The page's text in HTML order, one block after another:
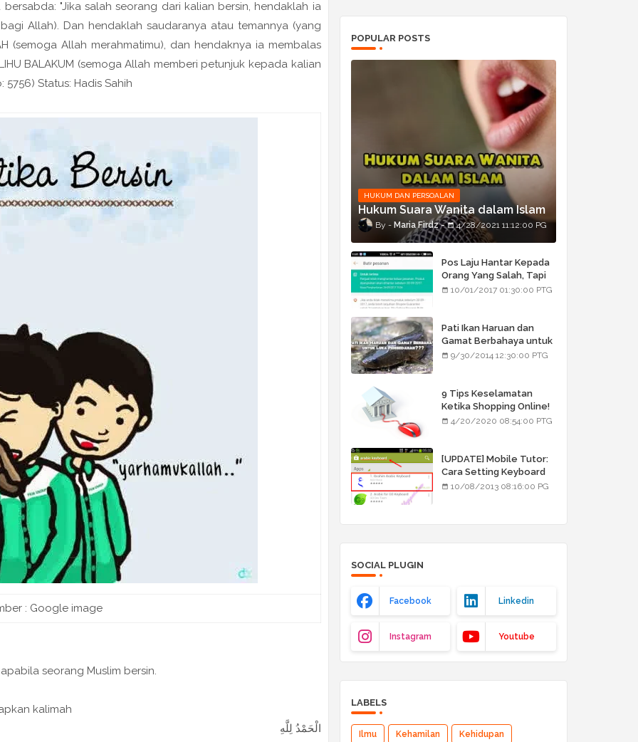
"Jika salah seorang dari kalian bersin, hendaklah ia
Allah). Dan hendaklah saudaranya atau temannya (yang
(semoga Allah merahmatimu), dan hendaknya ia membalas
BALAKUM (semoga Allah memberi petunjuk kepada kalian
Status: Hadis Sahih
: Google image
seorang Muslim bersin.
kalimah
الْحَمْدُ لِلَّهِ
POPULAR POSTS
HUKUM DAN PERSOALAN
Hukum Suara Wanita dalam Islam
Maria Firdz 4/28/2021 11:12:00 PG
Pos Laju Hantar Kepada
Orang Yang Salah, Tapi
Orang Tu Pula Terima
10/01/2017 01:30:00 PTG
Pati Ikan Haruan dan
Gamat Berbahaya untuk
Luka Pembedahan???
9/30/2014 12:30:00 PTG
9 Tips Keselamatan
Ketika Shopping Online!
4/20/2020 08:54:00 PTG
[UPDATE] Mobile Tutor:
Cara Setting Keyboard
Arab/Jawi
10/08/2013 08:16:00 PG
SOCIAL PLUGIN
Facebook Linkedin
Instagram Youtube
LABELS
Ilmu Kehamilan Kehidupan